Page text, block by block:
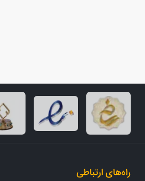
راه‌های ارتباطی